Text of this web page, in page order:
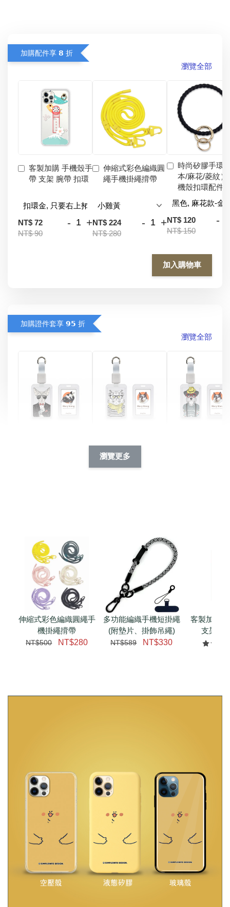
加購配件享 𝟴 折
瀏覽全部
客製加購 手機殼手
帶 支架 腕帶 扣環
NT$ 72
NT$ 90
- +
伸縮式彩色編織圓
繩手機掛繩揹帶
NT$ 224
NT$ 280
- +
時尚矽膠手環
本/麻花/菱紋）
機殼扣環配件
NT$ 120
NT$ 150
-
加入購物車
加購證件套享 𝟵𝟱 折
瀏覽全部
件套(附伸縮卡扣)
CSAA05
加入購物車
瀏覽更多
瀏覽更多
伸縮式彩色編織圓繩手
機掛繩揹帶
NT$500 NT$280
多功能編織手機短掛繩
(附墊片、掛飾吊繩)
NT$589 NT$330
客製加購
支架 腕